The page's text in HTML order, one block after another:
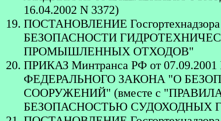
16.04.2002 N 3372)
ПОСТАНОВЛЕНИЕ
БЕЗОПАСНОСТИ
ПРОМЫШЛЕННЫХ ОТХОДОВ"
ПРИКАЗ Минтранса РФ от
ФЕДЕРАЛЬНОГО ЗАКОНА "О
СООРУЖЕНИЙ" (вместе с
БЕЗОПАСНОСТЬЮ СУДОХОДНЫХ